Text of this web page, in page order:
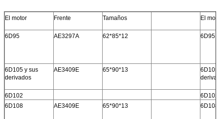
El motor Frente Tamaños El
6D95 AE3297A 62*85*12 6D95
6D105 y sus
derivados
AE3409E 65*90*13
6D102
6D102
6D108
AE3409E 65*90*13 6D108